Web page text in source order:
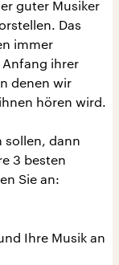
guter Musiker
Das
immer
Anfang ihrer
denen wir
hören wird.
sollen, dann
3 besten
Sie an:
Ihre Musik an